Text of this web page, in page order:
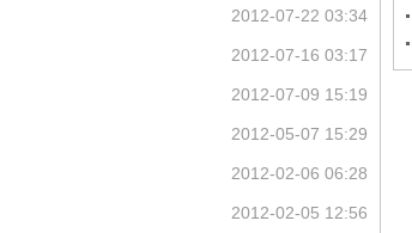
2012-07-22 03:34
2012-07-16 03:17
2012-07-09 15:19
2012-05-07 15:29
2012-02-06 06:28
2012-02-05 12:56